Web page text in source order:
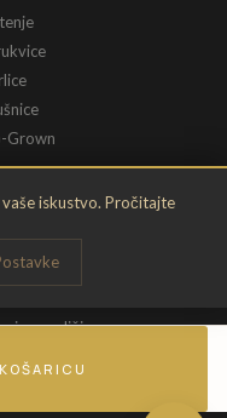
iskustvo. Pročitajte
Grown
ODREDBE
privatnosti
uvjeti
veličine